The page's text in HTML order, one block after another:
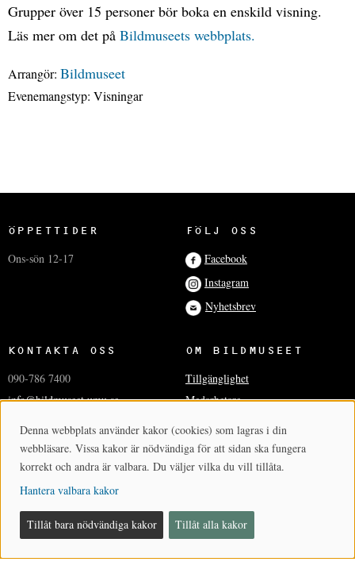
Grupper över 15 personer bör boka en enskild visning.
Läs mer om det på Bildmuseets webbplats.
Arrangör: Bildmuseet
Evenemangstyp: Visningar
ÖPPETTIDER
Ons-sön 12-17
FÖLJ OSS
Facebook
Instagram
Nyhetsbrev
KONTAKTA OSS
090-786 7400
info@bildmuseet.umu.se
Post- och fakturaadresser
OM BILDMUSEET
Tillgänglighet
Medarbetare
Hantera kakor
UMEÅ UNIVERSITET
Cookie-samtycke
Denna webbplats använder kakor (cookies) som lagras i din
webbläsare. Vissa kakor är nödvändiga för att sidan ska fungera
korrekt och andra är valbara. Du väljer vilka du vill tillåta.
Hantera valbara kakor
Tillåt bara nödvändiga kakor Tillåt alla kakor